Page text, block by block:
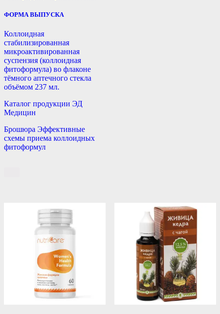
ФОРМА ВЫПУСКА
Коллоидная
стабилизированная
микроактивированная
суспензия (коллоидная
фитоформула) во флаконе
тёмного аптечного стекла
объёмом 237 мл.
Каталог продукции ЭД
Медицин
Брошюра Эффективные
схемы приема коллоидных
фитоформул